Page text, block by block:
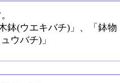
鉢(ウエキバチ)」、「鉢物
ウバチ)」